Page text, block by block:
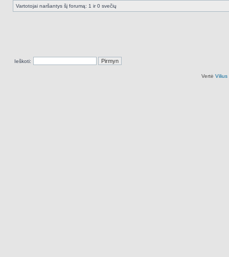
Vartotojai naršantys šį forumą: 1 ir 0 svečių
Ieškoti:
Vertė Vilius